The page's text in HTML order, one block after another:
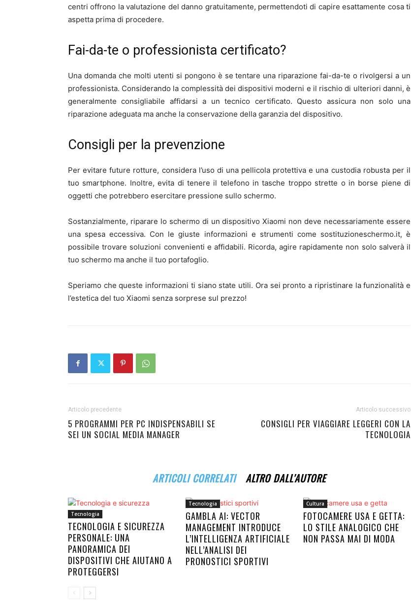
centri offrono la valutazione del danno gratuitamente, permettendoti di capire esattamente cosa ti
aspetta prima di procedere.
Fai-da-te o professionista certificato?
Una domanda che molti utenti si pongono è se tentare una riparazione fai-da-te o rivolgersi a un
professionista. Considerando la complessità dei dispositivi moderni e il rischio di ulteriori danni, è
generalmente consigliabile affidarsi a un tecnico certificato. Questo assicura non solo una
riparazione adeguata ma anche la conservazione della garanzia del dispositivo.
Consigli per la prevenzione
Per evitare future rotture, considera l’uso di una pellicola protettiva e una custodia robusta per il
tuo smartphone. Inoltre, evita di tenere il telefono in tasche troppo strette o in borse piene di
oggetti che potrebbero esercitare pressione sullo schermo.
Sostanzialmente, riparare lo schermo di un dispositivo Xiaomi non deve necessariamente essere
una spesa eccessiva. Con le giuste informazioni e strumenti come sostituzioneschermo.it, è
possibile trovare soluzioni convenienti e affidabili. Ricorda, agire rapidamente non solo salverà il
tuo schermo ma anche il tuo portafoglio.
Speriamo che queste informazioni ti siano state utili. Ora sei pronto a ripristinare la funzionalità e
l’estetica del tuo Xiaomi senza sorprese sul prezzo!
Articolo precedente
5 PROGRAMMI PER PC INDISPENSABILI SE
SEI UN SOCIAL MEDIA MANAGER
Articolo successivo
CONSIGLI PER VIAGGIARE LEGGERI CON LA
TECNOLOGIA
ARTICOLI CORRELATI ALTRO DALL'AUTORE
Tecnologia
TECNOLOGIA E SICUREZZA
PERSONALE: UNA
PANORAMICA DEI
DISPOSITIVI CHE AIUTANO A
PROTEGGERSI
Tecnologia
GAMBLA AI: VECTOR
MANAGEMENT INTRODUCE
L’INTELLIGENZA ARTIFICIALE
NELL’ANALISI DEI
PRONOSTICI SPORTIVI
Cultura
FOTOCAMERE USA E GETTA:
LO STILE ANALOGICO CHE
NON PASSA MAI DI MODA